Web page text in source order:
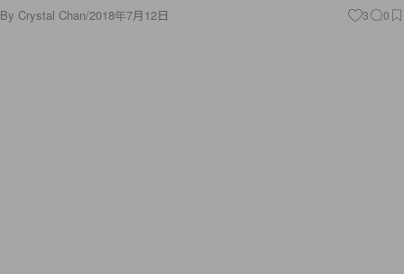
By Crystal Chan/2018年7月12日 3 0